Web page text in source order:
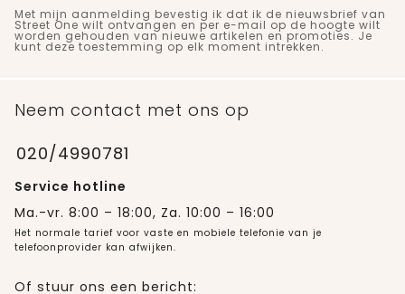
Met mijn aanmelding bevestig ik dat ik de nieuwsbrief van
Street One wilt ontvangen en per e-mail op de hoogte wilt
worden gehouden van nieuwe artikelen en promoties. Je
kunt deze toestemming op elk moment intrekken.
Neem contact met ons op
020/4990781
Service hotline
Ma.-vr. 8:00 – 18:00, Za. 10:00 – 16:00
Het normale tarief voor vaste en mobiele telefonie van je
telefoonprovider kan afwijken.
Of stuur ons een bericht: